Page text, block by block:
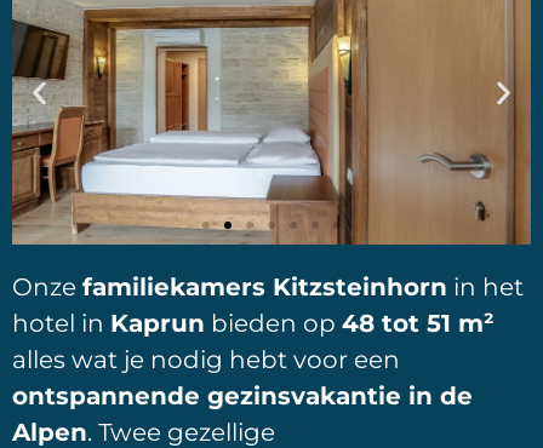
Onze familiekamers Kitzsteinhorn in het
hotel in Kaprun bieden op 48 tot 51 m²
alles wat je nodig hebt voor een
ontspannende gezinsvakantie in de
Alpen. Twee gezellige